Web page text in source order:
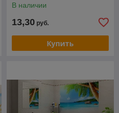
В наличии
13,30 руб.
Купить